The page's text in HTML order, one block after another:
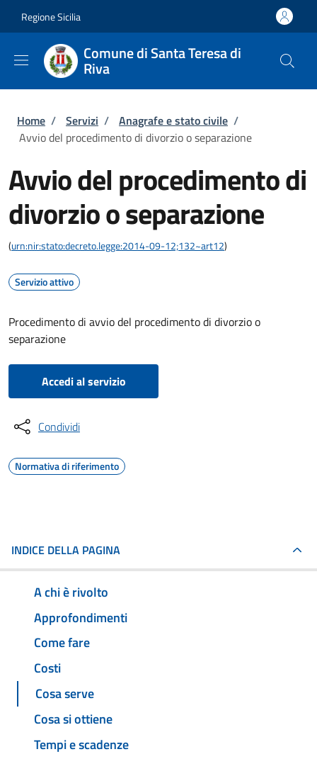
Regione Sicilia
Comune di Santa Teresa di
Riva
Briciole di pane
Home / Servizi / Anagrafe e stato civile /
Avvio del procedimento di divorzio o separazione
Avvio del procedimento di
divorzio o separazione
(urn:nir:stato:decreto.legge:2014-09-12;132~art12)
Servizio attivo
Procedimento di avvio del procedimento di divorzio o
separazione
Accedi al servizio
Condividi
Normativa di riferimento
INDICE DELLA PAGINA
A chi è rivolto
Approfondimenti
Come fare
Costi
Cosa serve
Cosa si ottiene
Tempi e scadenze